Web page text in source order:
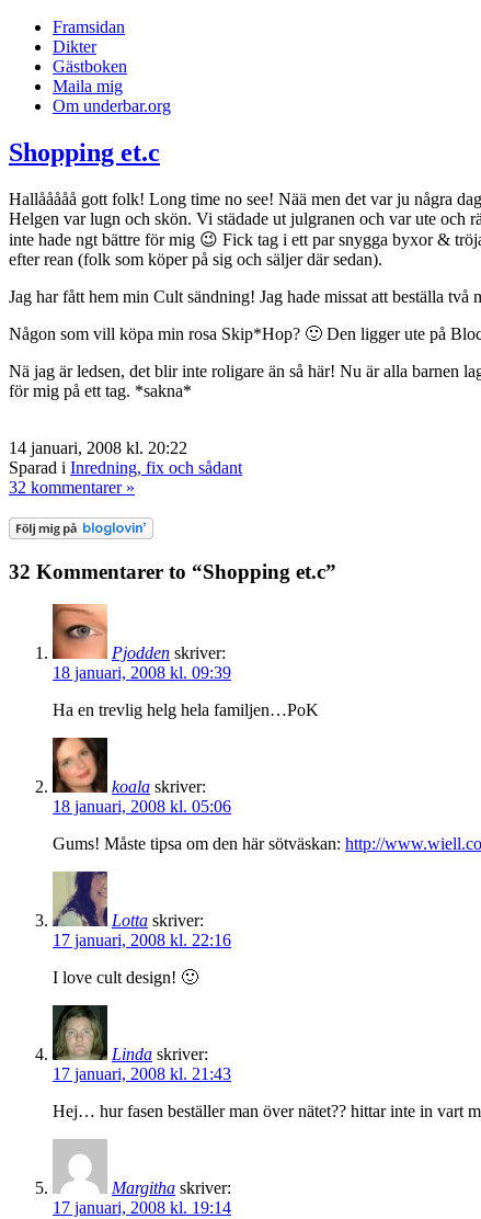
Framsidan
Dikter
Gästboken
Maila mig
Om underbar.org
Shopping et.c
Hallååååå gott folk! Long time no see! Nää men det var ju några
Helgen var lugn och skön. Vi städade ut julgranen och var ute och
inte hade ngt bättre för mig 😉 Fick tag i ett par snygga byxor &
efter rean (folk som köper på sig och säljer där sedan).
Jag har fått hem min Cult sändning! Jag hade missat att beställa
Någon som vill köpa min rosa Skip*Hop? 🙂 Den ligger ute på
Nä jag är ledsen, det blir inte roligare än så här! Nu är alla barnen
för mig på ett tag. *sakna*
14 januari, 2008 kl. 20:22
Sparad i Inredning, fix och sådant
32 kommentarer »
32 Kommentarer to “Shopping et.c”
Pjodden skriver:
18 januari, 2008 kl. 09:39
Ha en trevlig helg hela familjen…PoK
koala skriver:
18 januari, 2008 kl. 05:06
Gums! Måste tipsa om den här sötväskan: http://
Lotta skriver:
17 januari, 2008 kl. 22:16
I love cult design! 🙂
Linda skriver:
17 januari, 2008 kl. 21:43
Hej… hur fasen beställer man över nätet?? hittar inte in vart
Margitha skriver:
17 januari, 2008 kl. 19:14